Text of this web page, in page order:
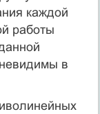
каждой
работы
невидимы в